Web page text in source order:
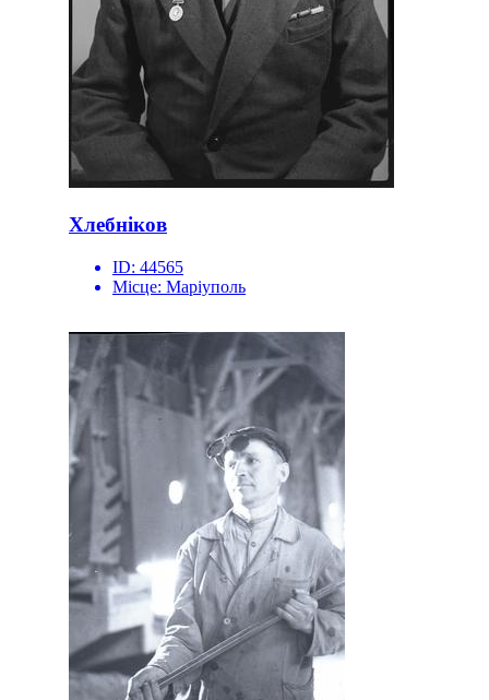
Хлебніков
ID: 44565
Місце: Маріуполь